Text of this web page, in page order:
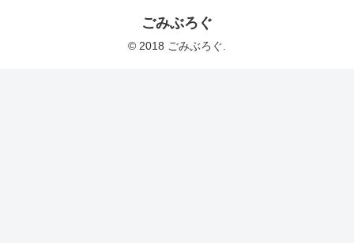
ごみぶろぐ
© 2018 ごみぶろぐ.